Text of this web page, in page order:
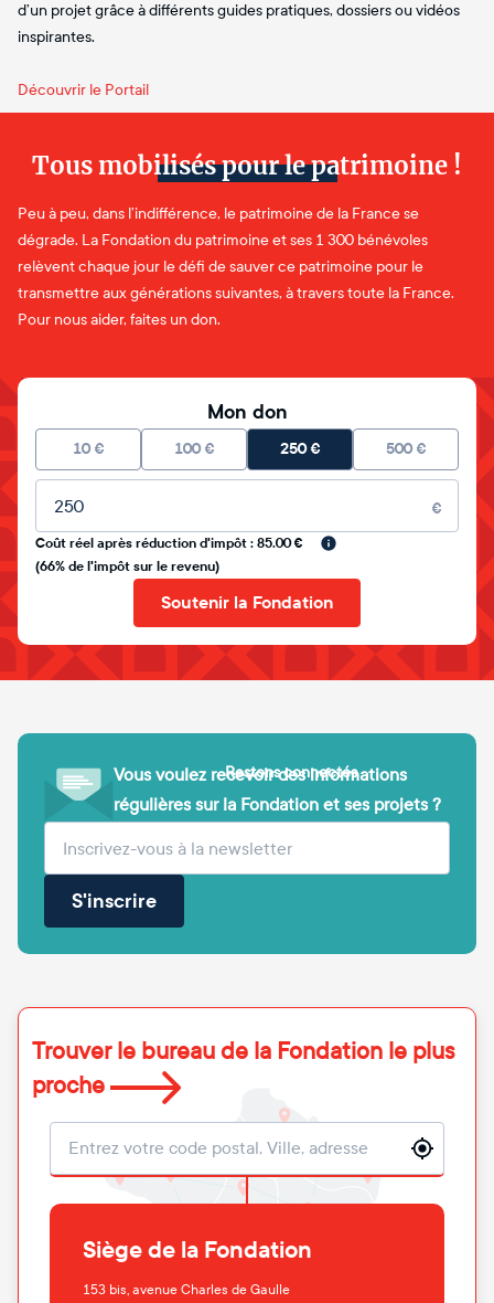
d’un projet grâce à différents guides pratiques, dossiers ou vidéos
inspirantes.
Découvrir le Portail
Tous mobilisés pour le patrimoine !
Peu à peu, dans l’indifférence, le patrimoine de la France se
dégrade. La Fondation du patrimoine et ses 1 300 bénévoles
relèvent chaque jour le défi de sauver ce patrimoine pour le
transmettre aux générations suivantes, à travers toute la France.
Pour nous aider, faites un don.
Mon don
10 € 100 € 250€ 500 €
Montant libre
€
Coût réel après réduction d'impôt : 85.00 €
(66% de l'impôt sur le revenu)
Soutenir la Fondation
Vous voulez recevoir des informations
régulières sur la Fondation et ses projets ?
Votre adresse e-mail
S'inscrire
Restons connectés
Trouver le bureau de la Fondation le plus
proche
Localisation
Siège de la Fondation
153 bis, avenue Charles de Gaulle